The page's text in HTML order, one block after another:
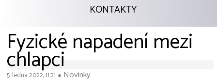
KONTAKTY
Fyzické napadení mezi
chlapci
5. ledna 2022, 11:21 ● Novinky